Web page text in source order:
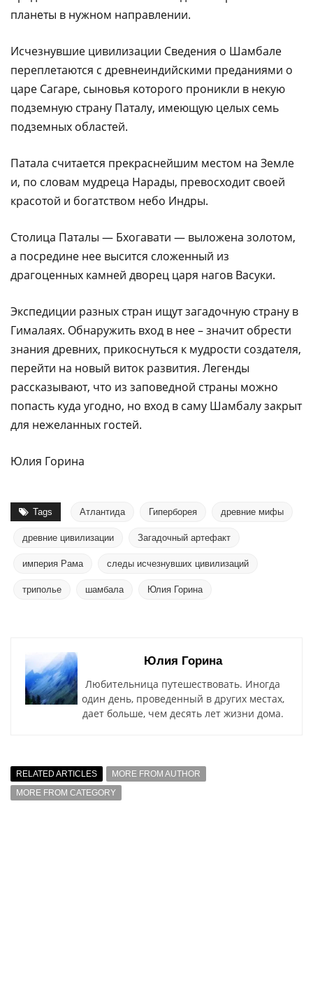
планеты в нужном направлении.
Исчезнувшие цивилизации Сведения о Шамбале
переплетаются с древнеиндийскими преданиями о
царе Сагаре, сыновья которого проникли в некую
подземную страну Паталу, имеющую целых семь
подземных областей.
Патала считается прекраснейшим местом на Земле
и, по словам мудреца Нарады, превосходит своей
красотой и богатством небо Индры.
Столица Паталы — Бхогавати — выложена золотом,
а посредине нее высится сложенный из
драгоценных камней дворец царя нагов Васуки.
Экспедиции разных стран ищут загадочную страну в
Гималаях. Обнаружить вход в нее – значит обрести
знания древних, прикоснуться к мудрости создателя,
перейти на новый виток развития. Легенды
рассказывают, что из заповедной страны можно
попасть куда угодно, но вход в саму Шамбалу закрыт
для нежеланных гостей.
Юлия Горина
Tags Атлантида Гиперборея древние мифы
древние цивилизации Загадочный артефакт
империя Рама следы исчезнувших цивилизаций
триполье шамбала Юлия Горина
Юлия Горина
Любительница путешествовать. Иногда
один день, проведенный в других местах,
дает больше, чем десять лет жизни дома.
RELATED ARTICLES
MORE FROM AUTHOR
MORE FROM CATEGORY